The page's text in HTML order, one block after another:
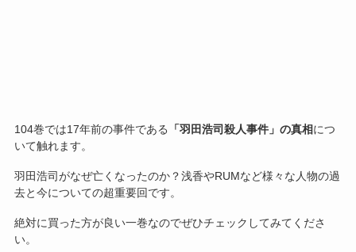
104巻では17年前の事件である 「羽田浩司殺人事件」の真相につ
いて触れます。
羽田浩司がなぜ亡くなったのか？浅香やRUMなど様々な人物の過
去と今についての超重要回です。
絶対に買った方が良い一巻なのでぜひチェックしてみてくださ
い。